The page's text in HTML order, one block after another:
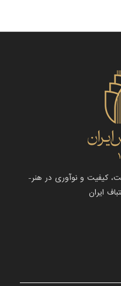
کیفیت و نوآوری در هنر-
ایران